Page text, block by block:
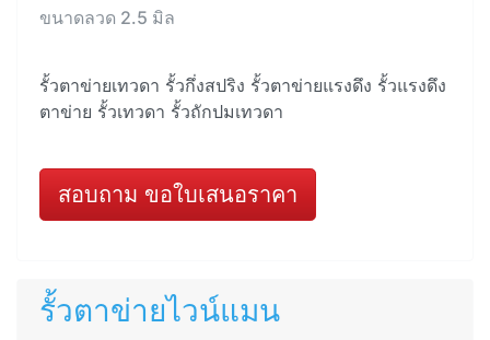
ขนาดลวด 2.5 มิล
รั้วตาข่ายเทวดา รั้วกึ่งสปริง รั้วตาข่ายแรงดึง รั้วแรงดึง
ตาข่าย รั้วเทวดา รั้วถักปมเทวดา
สอบถาม ขอใบเสนอราคา
รั้วตาข่ายไวน์แมน